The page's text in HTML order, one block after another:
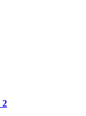
2